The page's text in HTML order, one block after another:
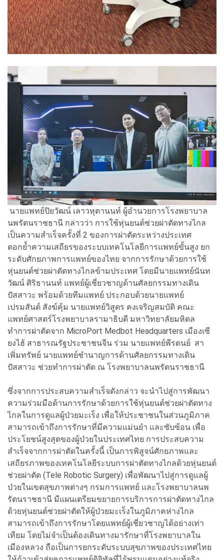
นายแพทย์ปิยวัฒน์ เลาวหุตานนท์ ผู้อำนวยการโรงพยาบาล
นพรัตนราชธานี กล่าวว่า การใช้หุ่นยนต์ช่วยผ่าตัดทางไกล
เป็นความสำเร็จครั้งที่ 2 ของการผ่าตัดระหว่างประเทศ
ตอกย้ำความเสถียรของระบบเทคโนโลยีการแพทย์ขั้นสูง ยก
ระดับศักยภาพการแพทย์ของไทย จากการรักษาด้วยการใช้
หุ่นยนต์ช่วยผ่าตัดทางไกลข้ามประเทศ โดยมีนายแพทย์นันท
วัฒน์ ศิริธานนท์ แพทย์ผู้เชี่ยวชาญด้านศัลยกรรมทางเดิน
ปัสสาวะ พร้อมด้วยทีมแพทย์ ประกอบด้วยนายแพทย์
เปรมสันต์ สังฆ์คุ้ม นายแพทย์วิสูตร คงเจริญสมบัติ คณะ
แพทย์ศาสตร์โรงพยาบาลรามาธิบดี มหาวิทยาลัยมหิดล
ทำการผ่าตัดจาก MicroPort Medbot Headquarters เมืองเซี
ยงไฮ้ สาธารณรัฐประชาชนจีน ร่วม นายแพทย์พีรดนย์ สา
เพิ่มทรัพย์ นายแพทย์ชำนาญการด้านศัลยกรรมทางเดิน
ปัสสาวะ ช่วยทำการผ่าตัด ณ โรงพยาบาลนพรัตนราชธานี
ซึ่งจากการประสบความสำเร็จดังกล่าว จะนำไปสู่การพัฒนา
ความร่วมมือด้านการรักษาด้วยการใช้หุ่นยนต์ช่วยผ่าตัดทาง
ไกลในการดูแลผู้ป่วยมะเร็ง เพื่อให้ประชาชนในส่วนภูมิภาค
สามารถเข้าถึงการรักษาที่มีความแม่นยำ และซับซ้อน เพื่อ
ประโยชน์สูงสุดของผู้ป่วยในประเทศไทย การประสบความ
สำเร็จจากการผ่าตัดในครั้งนี้ เป็นการพิสูจน์ศักยภาพและ
เสถียรภาพของเทคโนโลยีระบบการผ่าตัดทางไกลด้วยหุ่นยนต์
ช่วยผ่าตัด (Tele Robotic Surgery) เพื่อพัฒนาไปสู่การดูแลผู้
ป่วยในเขตสุขภาพต่างๆ กรมการแพทย์ และโรงพยาบาลนพ
รัตนราชธานี มีแผนเตรียมขยายการบริการการผ่าตัดทางไกล
ด้วยหุ่นยนต์ช่วยผ่าตัดให้ผู้ป่วยมะเร็งในภูมิภาคห่างไกล
สามารถเข้าถึงการรักษาโดยแพทย์ผู้เชี่ยวชาญได้อย่างเท่า
เทียม โดยไม่จำเป็นต้องเดินทางมารักษาที่โรงพยาบาลใน
เมืองหลวง ถือเป็นการยกระดับระบบสุขภาพของประเทศไทย